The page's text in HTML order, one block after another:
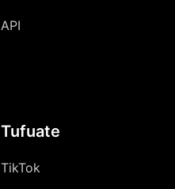
API
Tufuate
TikTok